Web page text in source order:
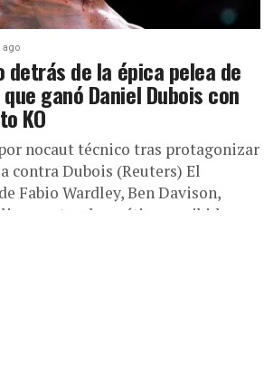
ago
detrás de la épica pelea de
ganó Daniel Dubois con
KO
nocaut técnico tras protagonizar
contra Dubois (Reuters) El
Fabio Wardley, Ben Davison,
a las críticas recibidas...